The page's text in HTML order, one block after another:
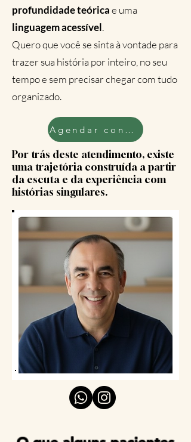
profundidade teóricae uma
linguagem acessível.
Quero que você se sinta à vontade para
trazer sua história por inteiro, no seu
tempo e sem precisar chegar com tudo
organizado.
Agendar conversa inicial
Por trás deste atendimento, existe
uma trajetória construída a partir
da escuta e da experiência com
histórias singulares.